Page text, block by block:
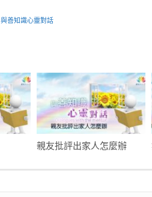
與善知識心靈對話
親友批評出家人怎麼辦